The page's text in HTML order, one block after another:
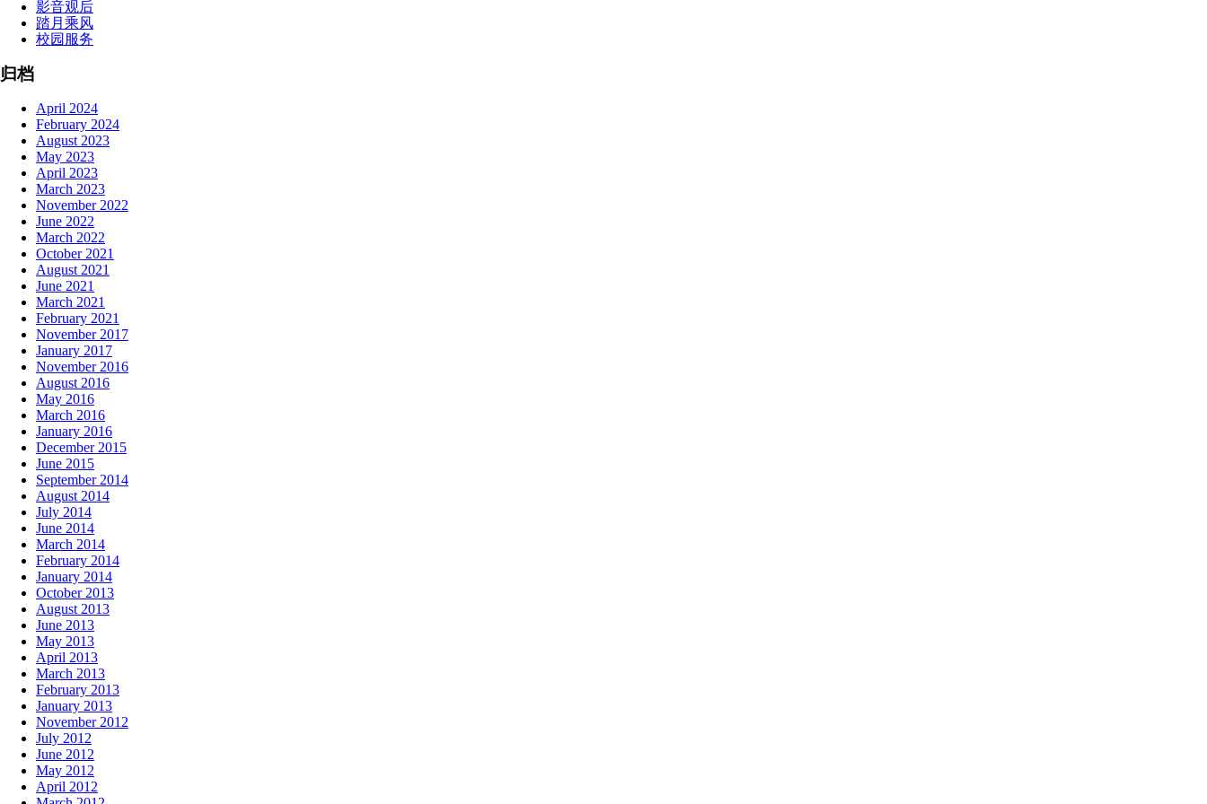
影音观后
踏月乘风
校园服务
归档
April 2024
February 2024
August 2023
May 2023
April 2023
March 2023
November 2022
June 2022
March 2022
October 2021
August 2021
June 2021
March 2021
February 2021
November 2017
January 2017
November 2016
August 2016
May 2016
March 2016
January 2016
December 2015
June 2015
September 2014
August 2014
July 2014
June 2014
March 2014
February 2014
January 2014
October 2013
August 2013
June 2013
May 2013
April 2013
March 2013
February 2013
January 2013
November 2012
July 2012
June 2012
May 2012
April 2012